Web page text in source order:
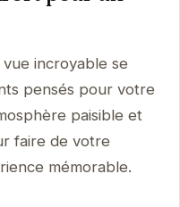
incroyable se
pensés pour votre
paisible et
faire de votre
mémorable.